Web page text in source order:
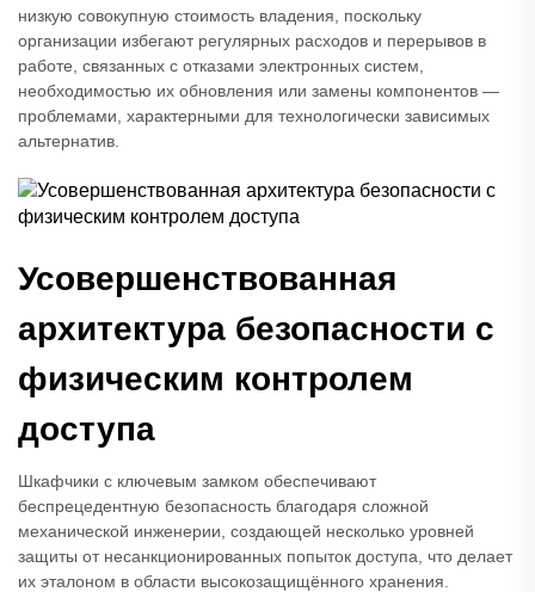
низкую совокупную стоимость владения, поскольку
организации избегают регулярных расходов и перерывов в
работе, связанных с отказами электронных систем,
необходимостью их обновления или замены компонентов —
проблемами, характерными для технологически зависимых
альтернатив.
Усовершенствованная
архитектура безопасности с
физическим контролем
доступа
Шкафчики с ключевым замком обеспечивают
беспрецедентную безопасность благодаря сложной
механической инженерии, создающей несколько уровней
защиты от несанкционированных попыток доступа, что делает
их эталоном в области высокозащищённого хранения.